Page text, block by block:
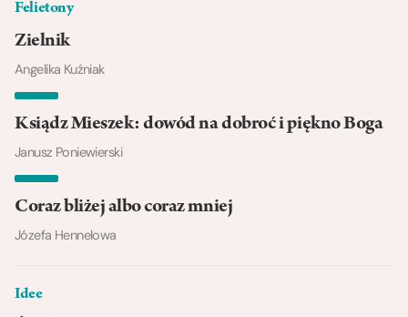
Felietony
Zielnik
Angelika Kuźniak
Ksiądz Mieszek: dowód na dobroć i piękno Boga
Janusz Poniewierski
Coraz bliżej albo coraz mniej
Józefa Hennelowa
Idee